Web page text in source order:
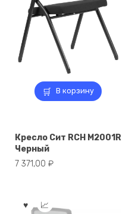
В корзину
Кресло Сит RCH M2001R
Черный
7 371,00 ₽